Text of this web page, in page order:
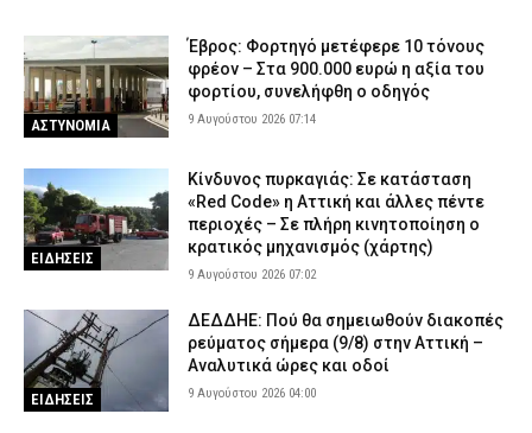
Σοβαρό τροχαίο στη Χαλκιδική: Στο «Παπαγεωργίου»
δικυκλιστής μετά από σύγκρουση
ΕΙΔΗΣΕΙΣ 8 Αυγούστου 2026 16:14
Φωτιά σε χαμηλή βλάστηση στη Σίνδο Θεσσαλονίκης – Ισχυρή
κινητοποίηση της Πυροσβεστικής
ΕΙΔΗΣΕΙΣ 8 Αυγούστου 2026 16:01
Λευκάδα: Συνελήφθη 58χρονος μετά την καταγγελία της
συντρόφου του για ενδοοικογενειακή βία
ΑΣΤΥΝΟΜΙΑ 8 Αυγούστου 2026 15:48
Κέρκυρα: Απαγορεύτηκε ο απόπλους πλοίου με 26 επιβάτες
λόγω μηχανικής βλάβης
ΕΙΔΗΣΕΙΣ 8 Αυγούστου 2026 15:32
ΑΣΤΥΝΟΜΙΑ
Έβρος: Φορτηγό μετέφερε 10 τόνους
φρέον – Στα 900.000 ευρώ η αξία του
φορτίου, συνελήφθη ο οδηγός
9 Αυγούστου 2026 07:14
ΕΙΔΗΣΕΙΣ
Κίνδυνος πυρκαγιάς: Σε κατάσταση
«Red Code» η Αττική και άλλες πέντε
περιοχές – Σε πλήρη κινητοποίηση ο
κρατικός μηχανισμός (χάρτης)
9 Αυγούστου 2026 07:02
ΕΙΔΗΣΕΙΣ
ΔΕΔΔΗΕ: Πού θα σημειωθούν διακοπές
ρεύματος σήμερα (9/8) στην Αττική –
Αναλυτικά ώρες και οδοί
9 Αυγούστου 2026 04:00